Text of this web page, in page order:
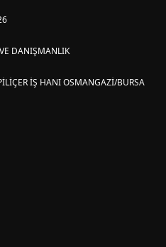
DANIŞMANLIK
İŞ HANI OSMANGAZİ/BURSA